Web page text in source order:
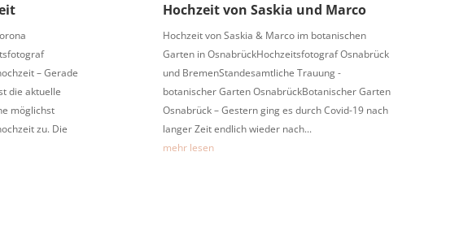
– Gerade
die aktuelle
möglichst
zu. Die
Hochzeit von Saskia und Marco
Hochzeit von Saskia & Marco im botanischen
Garten in OsnabrückHochzeitsfotograf Osnabrück
und BremenStandesamtliche Trauung -
botanischer Garten OsnabrückBotanischer Garten
Osnabrück – Gestern ging es durch Covid-19 nach
langer Zeit endlich wieder nach...
mehr lesen